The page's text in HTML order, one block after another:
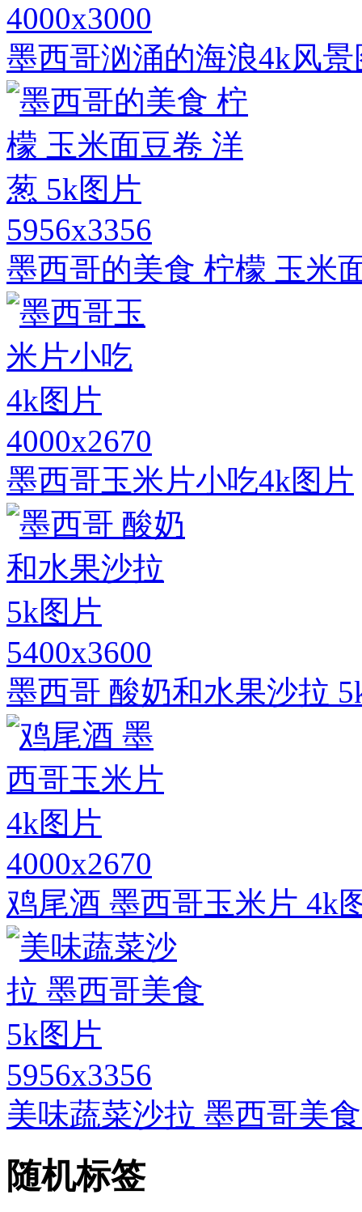
4000x3000
墨西哥汹涌的海浪4k风景
5956x3356
墨西哥的美食 柠檬 玉米
4000x2670
墨西哥玉米片小吃4k图片
5400x3600
墨西哥 酸奶和水果沙拉
4000x2670
鸡尾酒 墨西哥玉米片 4k
5956x3356
美味蔬菜沙拉 墨西哥美
随机标签